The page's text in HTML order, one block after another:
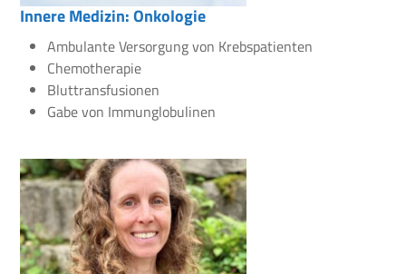
Innere Medizin: Onkologie
Ambulante Versorgung von Krebspatienten
Chemotherapie
Bluttransfusionen
Gabe von Immunglobulinen